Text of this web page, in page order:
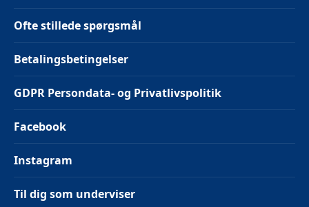
Ofte stillede spørgsmål
Betalingsbetingelser
GDPR Persondata- og Privatlivspolitik
Facebook
Instagram
Til dig som underviser